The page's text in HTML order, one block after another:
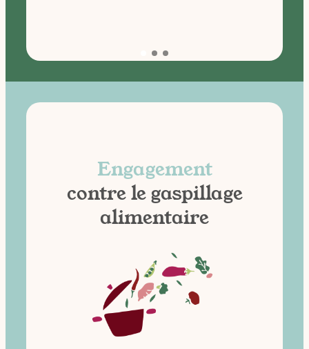
Engagement
contre le gaspillage
alimentaire